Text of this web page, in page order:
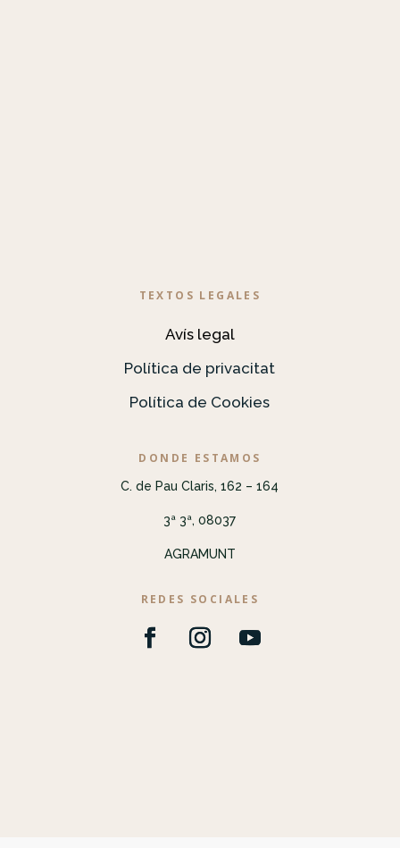
TEXTOS LEGALES
Avís legal
Política de privacitat
Política de Cookies
DONDE ESTAMOS
C. de Pau Claris, 162 – 164
3ª 3ª, 08037
AGRAMUNT
REDES SOCIALES